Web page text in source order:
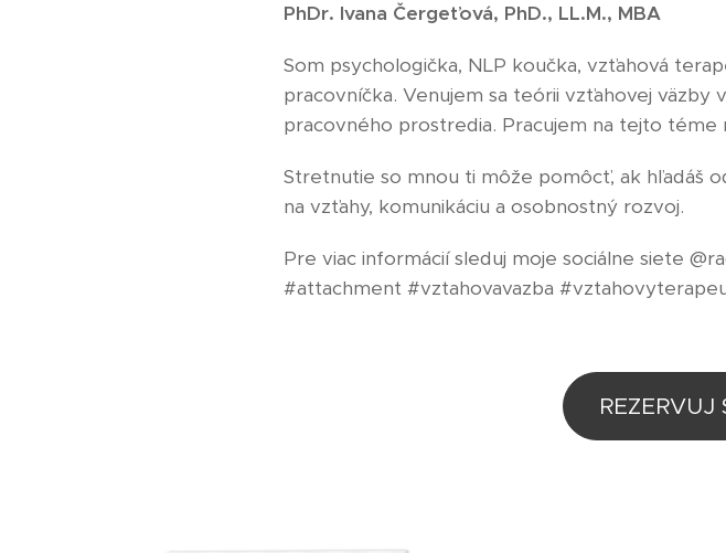
PhDr. Ivana Čergeťová, PhD., LL.M., MBA
Som psychologička, NLP koučka, vzťahová
pracovníčka. Venujem sa teórii vzťahovej
pracovného prostredia. Pracujem na tejto téme
Stretnutie so mnou ti môže pomôcť, ak hľadáš
na vzťahy, komunikáciu a osobnostný rozvoj.
Pre viac informácií sleduj moje sociálne siete
#attachment #vztahovavazba
REZERVUJ